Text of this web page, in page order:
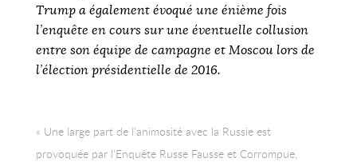
Trump a également évoqué une énième fois
l’enquête en cours sur une éventuelle collusion
entre son équipe de campagne et Moscou lors de
l’élection présidentielle de 2016.
« Une large part de l’animosité avec la Russie est
provoquée par l’Enquête Russe Fausse et Corrompue,